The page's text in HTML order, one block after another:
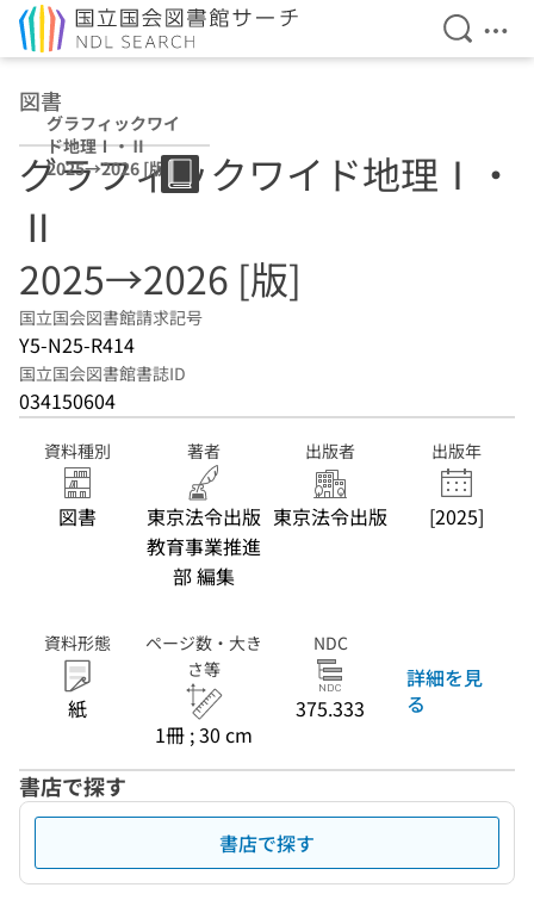
検索を
メ
図書
グラフィックワイ
ド地理Ⅰ・Ⅱ
2025→2026 [版]
グラフィックワイド地理Ⅰ・
Ⅱ
2025→2026 [版]
国立国会図書館請求記号
Y5-N25-R414
国立国会図書館書誌ID
034150604
資料種別
図書
著者
東京法令出版
教育事業推進
部 編集
出版者
東京法令出版
出版年
[2025]
資料形態
紙
ページ数・大き
さ等
1冊 ; 30 cm
NDC
375.333
詳細を見
る
書店で探す
書店で探す